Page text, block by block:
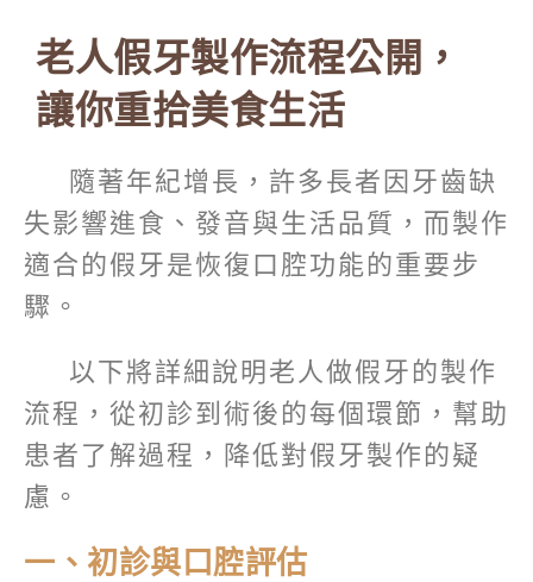
老人假牙製作流程公開，
讓你重拾美食生活
隨著年紀增長，許多長者因牙齒缺
失影響進食、發音與生活品質，而製作
適合的假牙是恢復口腔功能的重要步
驟。
以下將詳細說明老人做假牙的製作
流程，從初診到術後的每個環節，幫助
患者了解過程，降低對假牙製作的疑
慮。
一、初診與口腔評估